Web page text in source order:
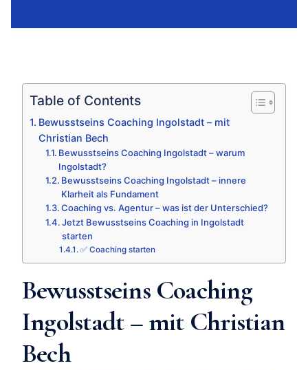
Table of Contents
Bewusstseins Coaching Ingolstadt – mit
Christian Bech
Bewusstseins Coaching Ingolstadt – warum
Ingolstadt?
Bewusstseins Coaching Ingolstadt – innere
Klarheit als Fundament
Coaching vs. Agentur – was ist der Unterschied?
Jetzt Bewusstseins Coaching in Ingolstadt
starten
✅ Coaching starten
Bewusstseins Coaching
Ingolstadt – mit Christian
Bech